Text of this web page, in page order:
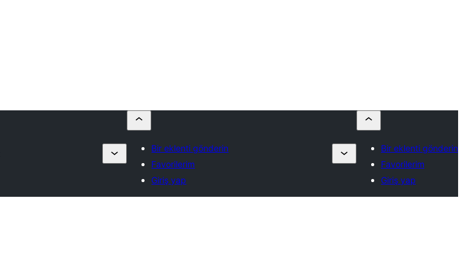
Bir eklenti gönderin
Favorilerim
Giriş yap
Bir eklenti gönderin
Favorilerim
Giriş yap